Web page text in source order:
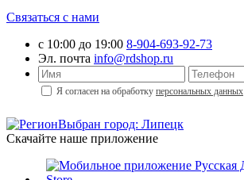
Связаться с нами
с 10:00 до 19:00 8-904-693-92-73
Эл. почта info@rdshop.ru
Я согласен на обработку персональных данных
Выбран город: Липецк
Скачайте наше приложение